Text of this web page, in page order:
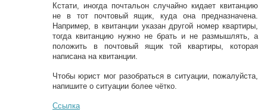
Кстати, иногда почтальон случайно кидает квитанцию
не в тот почтовый ящик, куда она предназначена.
Например, в квитанции указан другой номер квартиры,
тогда квитанцию нужно не брать и не размышлять, а
положить в почтовый ящик той квартиры, которая
написана на квитанции.
Чтобы юрист мог разобраться в ситуации, пожалуйста,
напишите о ситуации более чётко.
Ссылка